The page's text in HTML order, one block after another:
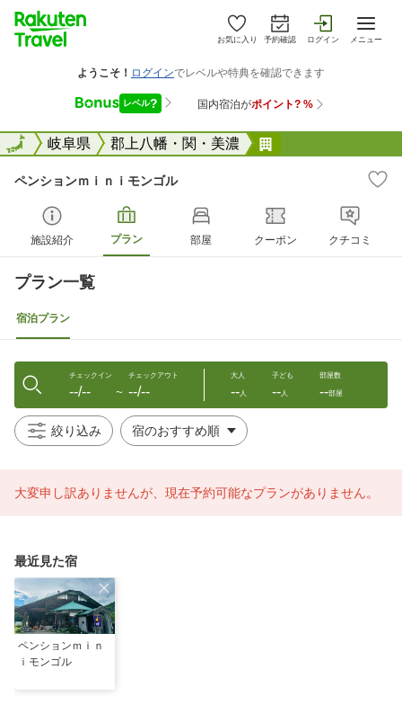
お気に入り 予約確認 ログイン メニュー
全国岐阜県 郡上八幡・関・美濃
全国
ペンションｍｉｎｉモンゴル
施設紹介 プラン 部屋 クーポン クチコミ
プラン一覧
宿泊プラン
チェックイン
--/-- 〜
チェックアウト
--/--
大人
--人
子ども
--人
部屋数
--部屋
絞り込み
大変申し訳ありませんが、現在予約可能なプランがありません。
最近見た宿
ペンションｍｉｎ
ｉモンゴル